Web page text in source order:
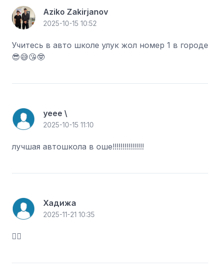
Aziko Zakirjanov
2025-10-15 10:52
Учитесь в авто школе улук жол номер 1 в городе
😎😅😘🤓
уеее \
2025-10-15 11:10
лучшая автошкола в оше!!!!!!!!!!!!!!!!
Хадижа
2025-11-21 10:35
👍🏼